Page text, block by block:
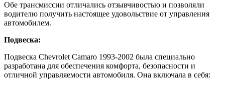
Обе трансмиссии отличались отзывчивостью и позволяли
водителю получить настоящее удовольствие от управления
автомобилем.
Подвеска:
Подвеска Chevrolet Camaro 1993-2002 была специально
разработана для обеспечения комфорта, безопасности и
отличной управляемости автомобиля. Она включала в себя: